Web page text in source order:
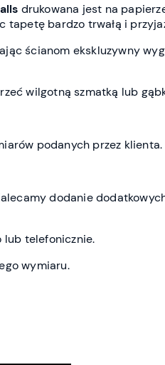
s drukowana jest na
bardzo trwałą i
ścianom ekskluzywny
wilgotną szmatką lub
podanych przez klienta.
dodanie
lub telefonicznie.
wymiaru.